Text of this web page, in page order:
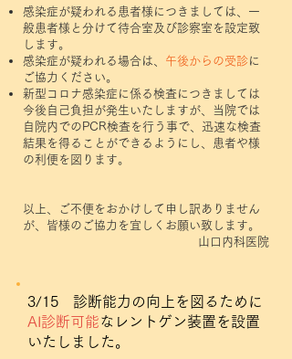
感染症が疑われる患者様につきましては、一
般患者様と分けて待合室及び診察室を設定致
します。
感染症が疑われる場合は、 午後からの受診に
ご協力ください。
新型コロナ感染症に係る検査につきましては
今後自己負担が発生いたしますが、当院では
自院内でのPCR検査を行う事で、迅速な検査
結果を得ることができるようにし、患者や様
の利便を図ります。
以上、ご不便をおかけして申し訳ありません
が、皆様のご協力を宜しくお願い致します。
山口内科医院
3/15
診断能力の向上を図るために
AI診断可能なレントゲン装置を設置
いたしました。